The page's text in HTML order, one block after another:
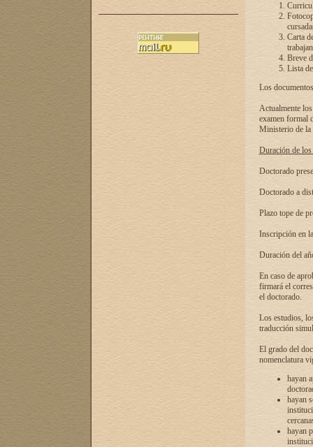
Carta
Breve
Lista
Los
Actualmente
examen formal
Ministerio de la
Duración de
Doctorado
Doctorado a
Plazo tope de
Inscripción en
Duración del
En caso de
firmará el
el doctorado.
Los estudios,
traducción
El grado del
nomenclatura
hayan
hayan
hayan